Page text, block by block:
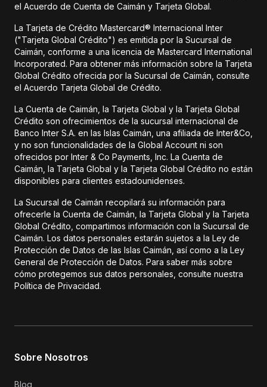
el Acuerdo de Cuenta de Caimán y Tarjeta Global.
La Tarjeta de Crédito Mastercard® Internacional Inter
("Tarjeta Global Crédito") es emitida por la Sucursal de
Caimán, conforme a una licencia de Mastercard International
Incorporated. Para obtener más información sobre la Tarjeta
Global Crédito ofrecida por la Sucursal de Caimán, consulte
el Acuerdo Tarjeta Global de Crédito.
La Cuenta de Caimán, la Tarjeta Global y la Tarjeta Global
Crédito son ofrecimientos de la sucursal internacional de
Banco Inter S.A. en las Islas Caimán, una afiliada de Inter&Co,
y no son funcionalidades de la Global Account ni son
ofrecidos por Inter & Co Payments, Inc. La Cuenta de
Caimán, la Tarjeta Global y la Tarjeta Global Crédito no están
disponibles para clientes estadounidenses.
La Sucursal de Caimán recopilará su información para
ofrecerle la Cuenta de Caimán, la Tarjeta Global y la Tarjeta
Global Crédito, compartimos información con la Sucursal de
Caimán. Los datos personales estarán sujetos a la Ley de
Protección de Datos de las Islas Caimán, así como a la Ley
General de Protección de Datos. Para saber más sobre
cómo protegemos sus datos personales, consulte nuestra
Política de Privacidad.
Sobre Nosotros
Blog